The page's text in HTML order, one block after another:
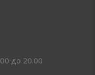
до 20.00